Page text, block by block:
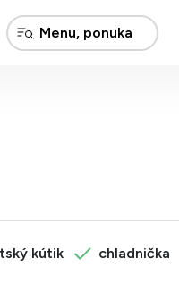
kútik
chladnička